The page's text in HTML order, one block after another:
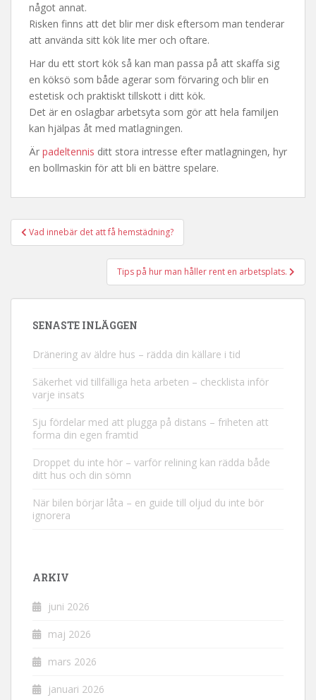
något annat.
Risken finns att det blir mer disk eftersom man tenderar
att använda sitt kök lite mer och oftare.
Har du ett stort kök så kan man passa på att skaffa sig
en köksö som både agerar som förvaring och blir en
estetisk och praktiskt tillskott i ditt kök.
Det är en oslagbar arbetsyta som gör att hela familjen
kan hjälpas åt med matlagningen.
Är padeltennis ditt stora intresse efter matlagningen, hyr
en bollmaskin för att bli en bättre spelare.
Inläggsnavigering
Vad innebär det att få hemstädning?
Tips på hur man håller rent en arbetsplats.
SENASTE INLÄGGEN
Dränering av äldre hus – rädda din källare i tid
Säkerhet vid tillfälliga heta arbeten – checklista inför
varje insats
Sju fördelar med att plugga på distans – friheten att
forma din egen framtid
Droppet du inte hör – varför relining kan rädda både
ditt hus och din sömn
När bilen börjar låta – en guide till oljud du inte bör
ignorera
ARKIV
juni 2026
maj 2026
mars 2026
januari 2026